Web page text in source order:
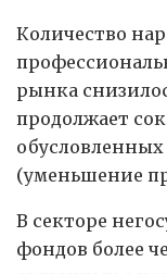
Количество
рынка
продолжает
(уменьшение
В секторе
фондов более